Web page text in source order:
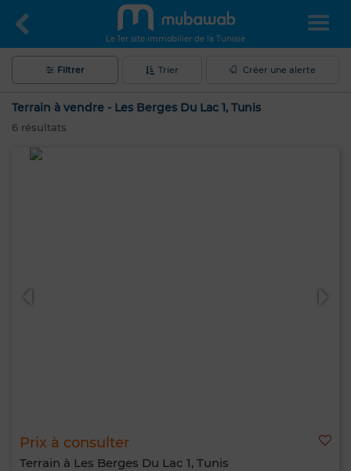
Le 1er site immobilier de la Tunisie
Filtrer Trier Créer une alerte
Terrain à vendre - Les Berges Du Lac 1, Tunis
6 résultats
Prix à consulter
Terrain à Les Berges Du Lac 1, Tunis